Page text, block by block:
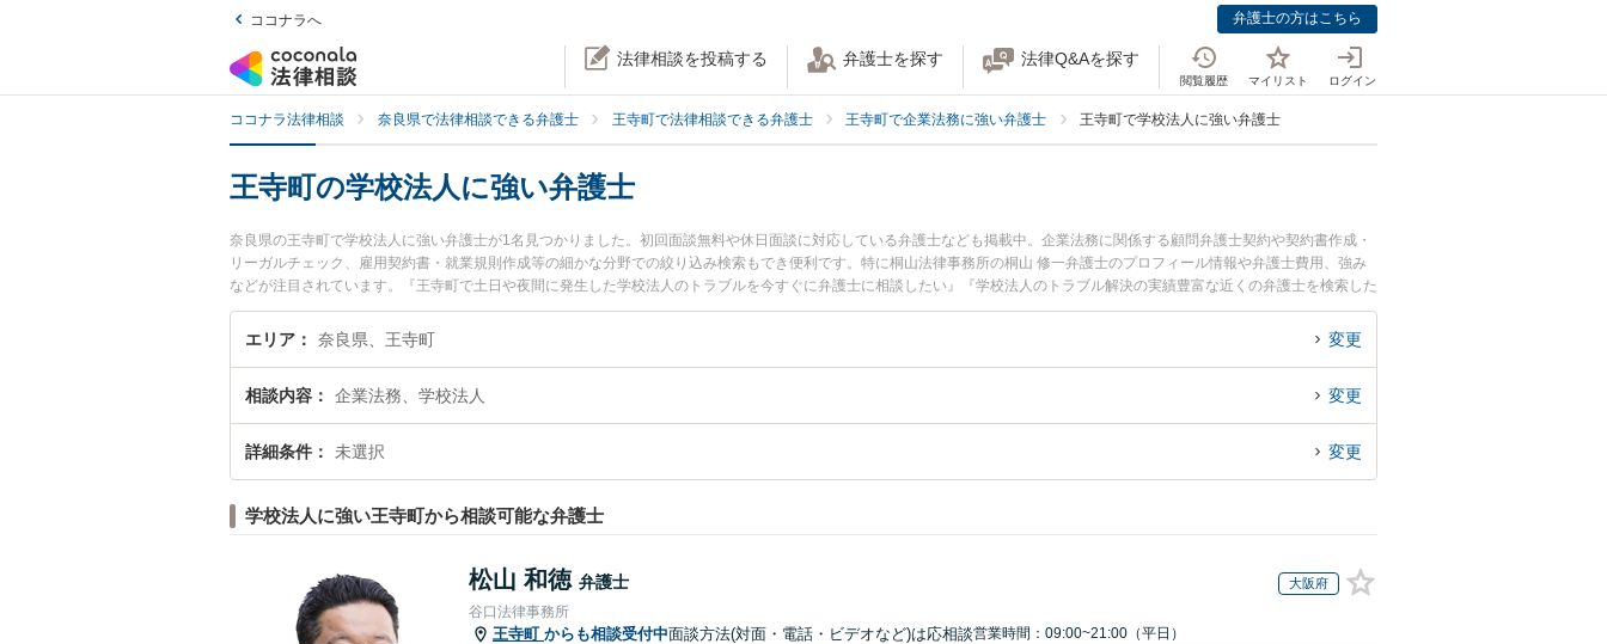
ココナラへ 弁護士の方はこちら
法律相談を投稿する 弁護士を探す 法律Q&Aを探す
閲覧履歴 マイリスト ログイン
ココナラ法律相談 奈良県で法律相談できる弁護士 王寺町で法律相談できる弁護士 王寺町で企業法務に強い弁護士 王寺町で学校法人に強い弁護士
王寺町の学校法人に強い弁護士
奈良県の王寺町で学校法人に強い弁護士が1名見つかりました。初回面談無料や休日面談に対応している弁護士なども掲載中。企業法務に関係する顧問弁護士契約や契約書作成・
リーガルチェック、雇用契約書・就業規則作成等の細かな分野での絞り込み検索もでき便利です。特に桐山法律事務所の桐山 修一弁護士のプロフィール情報や弁護士費用、強み
などが注目されています。『王寺町で土日や夜間に発生した学校法人のトラブルを今すぐに弁護士に相談したい』『学校法人のトラブル解決の実績豊富な近くの弁護士を検索した
い』『初回相談無料で学校法人を法律相談できる王寺町内の弁護士に相談予約したい』などでお困りの相談者さんにおすすめです。
エリア 奈良県、王寺町 変更
相談内容 企業法務、学校法人 変更
詳細条件 未選択 変更
学校法人に強い王寺町から相談可能な弁護士
松山 和徳 弁護士 大阪府
谷口法律事務所
王寺町 からも相談受付中面談方法(対面・電話・ビデオなど)は応相談営業時間：09:00~21:00（平日）